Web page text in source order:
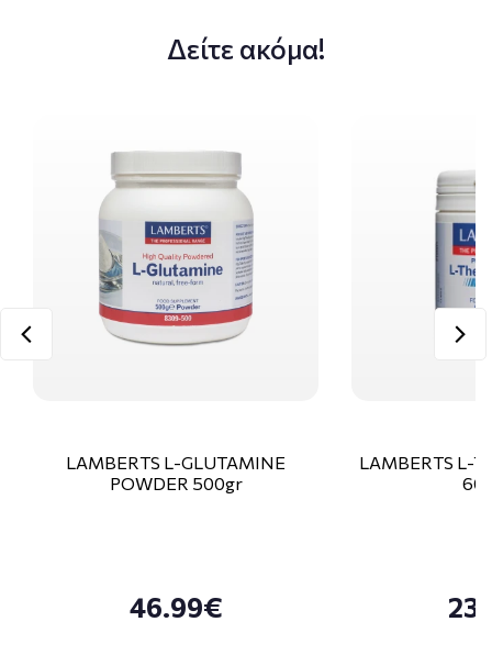
Δείτε ακόμα!
LAMBERTS L-GLUTAMINE
POWDER 500gr
46.99€
LAMBERTS L-